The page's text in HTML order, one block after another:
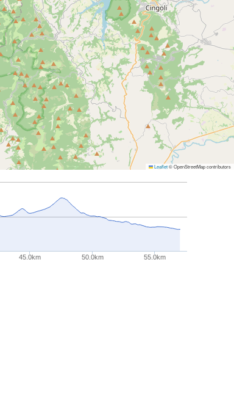
Leaflet© OpenStreetMap contributors
45.0km 50.0km 55.0km